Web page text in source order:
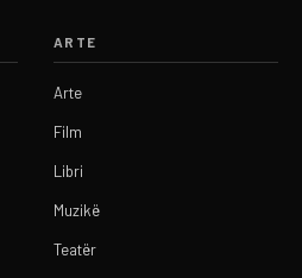
ARTE
Arte
Film
Libri
Muzikë
Teatër